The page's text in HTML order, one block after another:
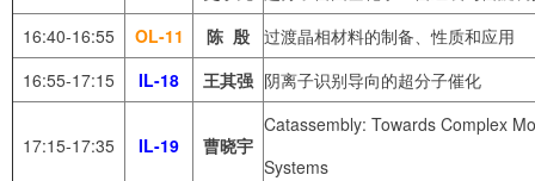
16:40-16:55
OL-11 陈 殷 过渡晶相材料的制备、性质和应用
16:55-17:15
IL-18 王其强 阴离子识别导向的超分子催化
17:15-17:35 IL-19 曹晓宇
Catassembly: Towards Complex
Systems